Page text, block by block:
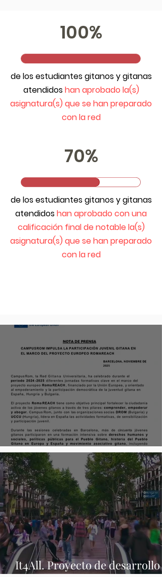
100%
de los estudiantes gitanos y gitanas
atendidoshan aprobado la(s)
asignatura(s) que se han preparado
con la red
70%
de los estudiantes gitanos y gitanas
atendidoshan aprobado con una
calificación final de notable la(s)
asignatura(s) que se han preparado
con la red
Noticias de CampusRom
NOTA DE PRENSA
It4All. Proyecto de desarrollo